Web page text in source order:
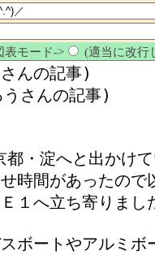
モード-> (適当に改行